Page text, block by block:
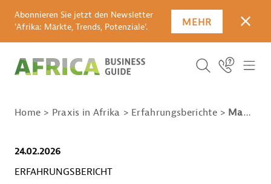
Abonnieren Sie jetzt den Newsletter
'Afrika: Märkte, Trends, Potenziale'.
MEHR
ICON
SUCHBEGRIFF
SUCHEN
Icon Link
Home Praxis in Afrika Erfahrungsberichte Mauretanien: Diaspora als Brückenbauer
24.02.2026
ERFAHRUNGSBERICHT